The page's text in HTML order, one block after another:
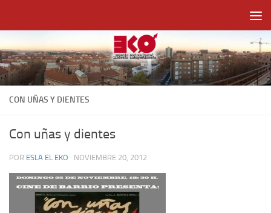
CON UÑAS Y DIENTES
Con uñas y dientes
POR ESLA EL EKO · NOVIEMBRE 20, 2012